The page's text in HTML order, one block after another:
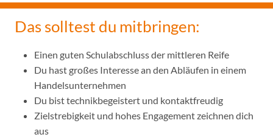
Das solltest du mitbringen:
Einen guten Schulabschluss der mittleren Reife
Du hast großes Interesse an den Abläufen in einem
Handelsunternehmen
Du bist technikbegeistert und kontaktfreudig
Zielstrebigkeit und hohes Engagement zeichnen dich
aus